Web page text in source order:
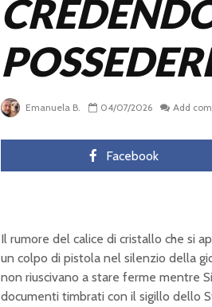
Emanuela B. 04/07/2026 Add
Facebook
Il rumore del calice di cristallo che si
un colpo di pistola nel silenzio della
non riuscivano a stare ferme mentre
documenti timbrati con il sigillo dello